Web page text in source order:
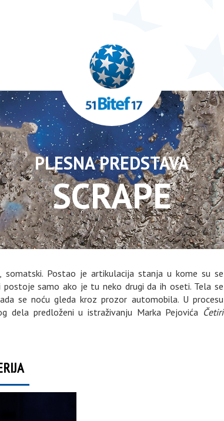
PLESNA PREDSTAVA
SCRAPE
Postao je artikulacija stanja u kome su se
samo ako je tu neko drugi da ih oseti. Tela se
se noću gleda kroz prozor automobila. U procesu
dela predloženi u istraživanju Marka Pejovića Četiri